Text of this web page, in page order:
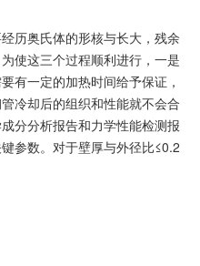
历奥氏体的形核与长大，残余
使这三个过程顺利进行，一是
有一定的加热时间给予保证，
冷却后的组织和性能就不会合
分分析报告和力学性能检测报
参数。对于壁厚与外径比≤0.2